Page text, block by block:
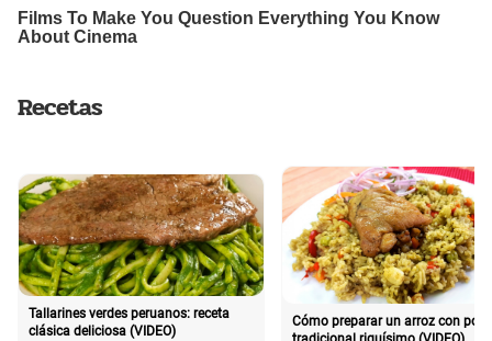
Recetas
Tallarines verdes peruanos: receta
clásica deliciosa (VIDEO)
Cómo preparar un arroz con pollo